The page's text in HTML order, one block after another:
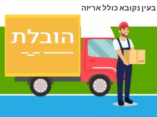
נקובא כולל אריזה